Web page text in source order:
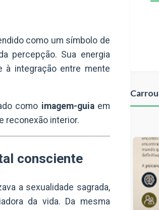
como um símbolo de
percepção. Sua energia
à integração entre mente
como imagem-guiaem
reconexão interior.
consciente
a sexualidade sagrada,
da vida. Da mesma